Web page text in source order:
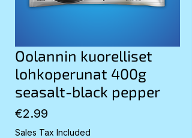
Oolannin kuorelliset
lohkoperunat 400g
seasalt-black pepper
€2.99
Sales Tax Included